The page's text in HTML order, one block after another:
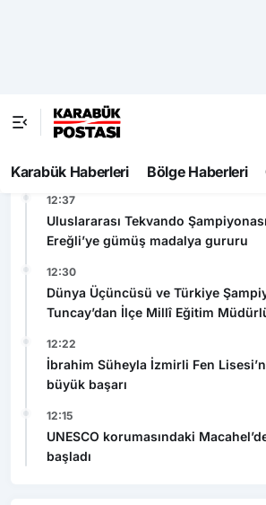
12:45
ve Akdeniz’i aratmıyor
12:37
Uluslararası Tekvando
Ereğli’ye gümüş madalya gururu
12:30
Dünya Üçüncüsü ve Türkiye
Tuncay’dan İlçe Millî Eğitim
12:22
İbrahim Süheyla İzmirli Fen
büyük başarı
12:15
UNESCO korumasındaki
başladı